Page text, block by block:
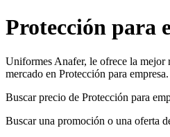
Protección para
Uniformes Anafer, le ofrece la mejor
mercado en Protección para empresa.
Buscar precio de Protección para
Buscar una promoción o una oferta